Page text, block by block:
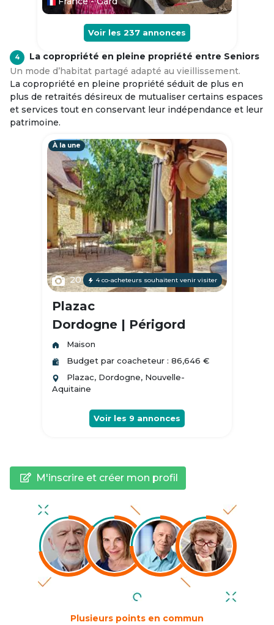
Voir les 237 annonces
4
La copropriété en pleine propriété entre Seniors
Un mode d’habitat partagé adapté au vieillissement.
La copropriété en pleine propriété séduit de plus en
plus de retraités désireux de mutualiser certains espaces
et services tout en conservant leur indépendance et leur
patrimoine.
À la une
20 4 co-acheteurs souhaitent venir visiter
Plazac
Dordogne | Périgord
Maison
Budget par coacheteur : 86,646 €
Plazac, Dordogne, Nouvelle-
Aquitaine
Voir les 9 annonces
M'inscrire et créer mon profil
Plusieurs points en commun